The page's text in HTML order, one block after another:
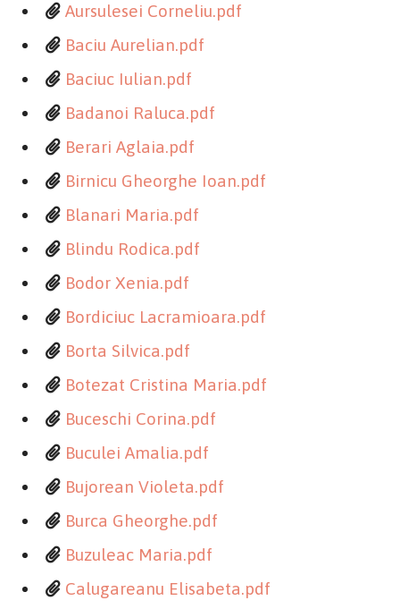
Aursulesei Corneliu.pdf
Baciu Aurelian.pdf
Baciuc Iulian.pdf
Badanoi Raluca.pdf
Berari Aglaia.pdf
Birnicu Gheorghe Ioan.pdf
Blanari Maria.pdf
Blindu Rodica.pdf
Bodor Xenia.pdf
Bordiciuc Lacramioara.pdf
Borta Silvica.pdf
Botezat Cristina Maria.pdf
Buceschi Corina.pdf
Buculei Amalia.pdf
Bujorean Violeta.pdf
Burca Gheorghe.pdf
Buzuleac Maria.pdf
Calugareanu Elisabeta.pdf